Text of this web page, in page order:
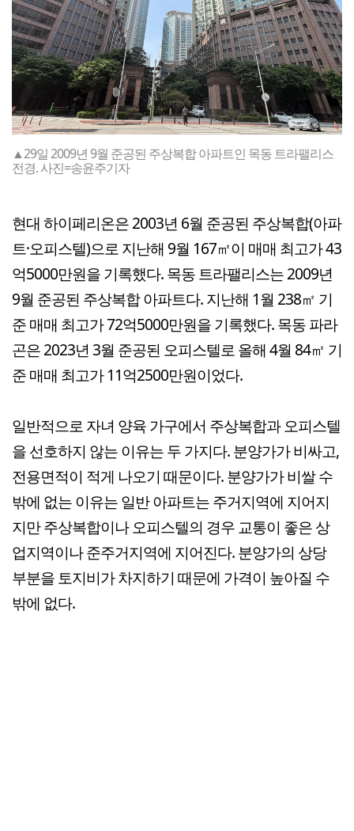
▲29일 2009년 9월 준공된 주상복합 아파트인 목동 트라팰리스
전경. 사진=송윤주기자
현대 하이페리온은 2003년 6월 준공된 주상복합(아파
트·오피스텔)으로 지난해 9월 167㎡이 매매 최고가 43
억5000만원을 기록했다. 목동 트라팰리스는 2009년
9월 준공된 주상복합 아파트다. 지난해 1월 238㎡ 기
준 매매 최고가 72억5000만원을 기록했다. 목동 파라
곤은 2023년 3월 준공된 오피스텔로 올해 4월 84㎡ 기
준 매매 최고가 11억2500만원이었다.
일반적으로 자녀 양육 가구에서 주상복합과 오피스텔
을 선호하지 않는 이유는 두 가지다. 분양가가 비싸고,
전용면적이 적게 나오기 때문이다. 분양가가 비쌀 수
밖에 없는 이유는 일반 아파트는 주거지역에 지어지
지만 주상복합이나 오피스텔의 경우 교통이 좋은 상
업지역이나 준주거지역에 지어진다. 분양가의 상당
부분을 토지비가 차지하기 때문에 가격이 높아질 수
밖에 없다.